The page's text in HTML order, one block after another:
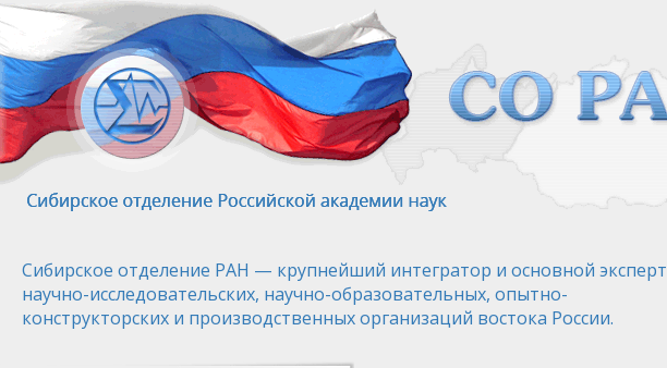
Перейти
основному
содержанию
Сибирское отделение РАН — крупнейший интегратор и основной эксперт
научно-исследовательских, научно-образовательных, опытно-
конструкторских и производственных организаций востока России.